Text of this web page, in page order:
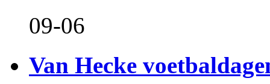
09-06
Van Hecke